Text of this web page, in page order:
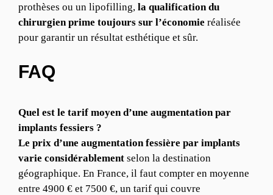
prothèses ou un lipofilling, la qualification du
chirurgien prime toujours sur l’économie réalisée
pour garantir un résultat esthétique et sûr.
FAQ
Quel est le tarif moyen d’une augmentation par
implants fessiers ?
Le prix d’une augmentation fessière par implants
varie considérablement selon la destination
géographique. En France, il faut compter en moyenne
entre 4900 € et 7500 €, un tarif qui couvre